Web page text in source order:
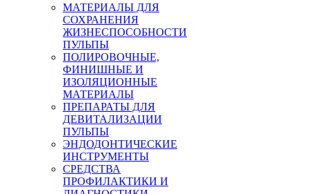
МАТЕРИАЛЫ ДЛЯ
СОХРАНЕНИЯ
ЖИЗНЕСПОСОБНОСТИ
ПУЛЬПЫ
ПОЛИРОВОЧНЫЕ,
ФИНИШНЫЕ И
ИЗОЛЯЦИОННЫЕ
МАТЕРИАЛЫ
ПРЕПАРАТЫ ДЛЯ
ДЕВИТАЛИЗАЦИИ
ПУЛЬПЫ
ЭНДОДОНТИЧЕСКИЕ
ИНСТРУМЕНТЫ
СРЕДСТВА
ПРОФИЛАКТИКИ И